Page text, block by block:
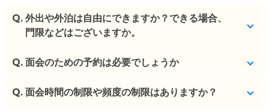
Q. 外出や外泊は自由にできますか？できる場合、
門限などはございますか。
お散歩、お買い物、外食等、原則、外出・外泊に制
9:00～18:00の事務所稼働時間外の対応は、時間を
Q. 面会のための予約は必要でしょうか
予約不要です。
Q. 面会時間の制限や頻度の制限はありますか？